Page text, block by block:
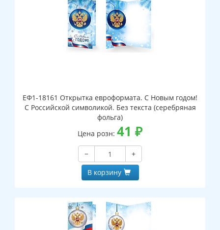
ЕФ1-18161 Открытка евроформата. С Новым годом!
С Российской символикой. Без текста (серебряная
фольга)
Цена розн: 41 ₽
−
+
В корзину